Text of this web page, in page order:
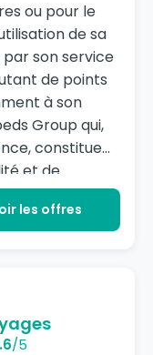
ou pour le
de sa
son service
de points
à son
Group qui,
constitue
et de
les offres
/5